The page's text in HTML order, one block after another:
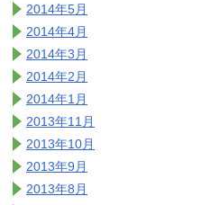
2014年5月
2014年4月
2014年3月
2014年2月
2014年1月
2013年11月
2013年10月
2013年9月
2013年8月